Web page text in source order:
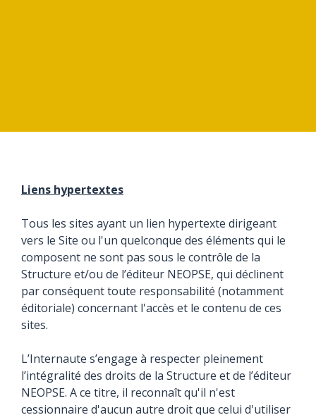
Liens hypertextes
Tous les sites ayant un lien hypertexte dirigeant
vers le Site ou l'un quelconque des éléments qui le
composent ne sont pas sous le contrôle de la
Structure et/ou de l’éditeur NEOPSE, qui déclinent
par conséquent toute responsabilité (notamment
éditoriale) concernant l'accès et le contenu de ces
sites.
L’Internaute s’engage à respecter pleinement
l’intégralité des droits de la Structure et de l’éditeur
NEOPSE. A ce titre, il reconnaît qu'il n'est
cessionnaire d'aucun autre droit que celui d'utiliser